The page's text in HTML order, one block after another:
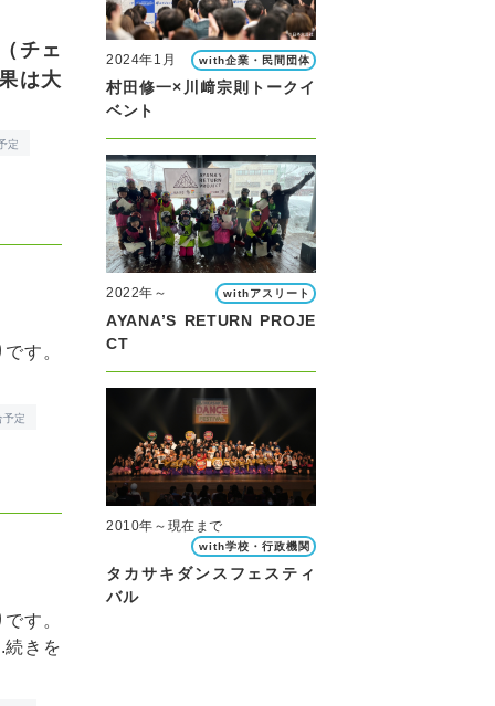
チェ
は大
定
す。
予定
す。
続きを
2024年1月 with企業・民間団体
村田修一×川﨑宗則トークイ
ベント
2022年～ withアスリート
AYANA’S RETURN PROJE
CT
2010年～現在まで
with学校・行政機関
タカサキダンスフェスティ
バル